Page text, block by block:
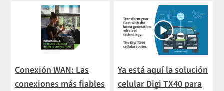
Conexión WAN: Las
conexiones más fiables
Ya está aquí la solución
celular Digi TX40 para